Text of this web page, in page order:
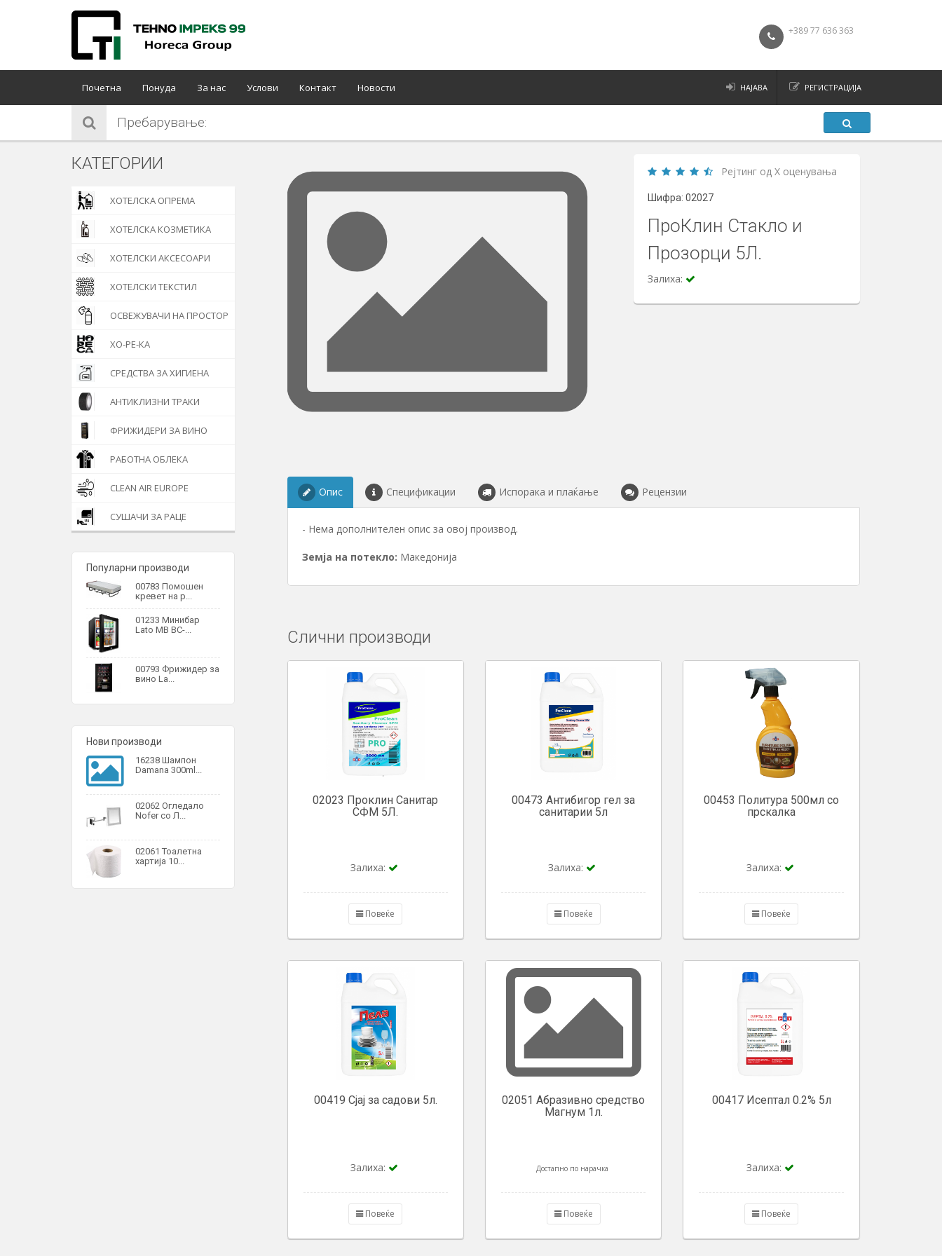
+389 77 636 363
Почетна Понуда За нас Услови Контакт Новости НАЈАВА РЕГИСТРАЦИЈА
Пребарување:
КАТЕГОРИИ
ХОТЕЛСКА ОПРЕМА
ХОТЕЛСКА КОЗМЕТИКА
ХОТЕЛСКИ АКСЕСОАРИ
ХОТЕЛСКИ ТЕКСТИЛ
ОСВЕЖУВАЧИ НА ПРОСТОР
ХО-РЕ-КА
СРЕДСТВА ЗА ХИГИЕНА
АНТИКЛИЗНИ ТРАКИ
ФРИЖИДЕРИ ЗА ВИНО
РАБОТНА ОБЛЕКА
CLEAN AIR EUROPE
СУШАЧИ ЗА РАЦЕ
Популарни производи
00783 Помошен
кревет на р...
01233 Минибар
Lato MB BC-...
00793 Фрижидер за
вино La...
Нови производи
16238 Шампон
Damana 300ml...
02062 Огледало
Nofer со Л...
02061 Тоалетна
хартија 10...
Рејтинг од X оценувања
Шифра: 02027
ПроКлин Стакло и
Прозорци 5Л.
Залиха:
Опис Спецификации Испорака и плаќање Рецензии
- Нема дополнителен опис за овој производ.
Земја на потекло: Македонија
Слични производи
02023 Проклин Санитар
СФМ 5Л.
Залиха:
Повеќе
00473 Антибигор гел за
санитарии 5л
Залиха:
Повеќе
00453 Политура 500мл со
прскалка
Залиха:
Повеќе
00419 Сјај за садови 5л.
Залиха:
Повеќе
02051 Абразивно средство
Магнум 1л.
Достапно по нарачка
Повеќе
00417 Исептал 0.2% 5л
Залиха:
Повеќе